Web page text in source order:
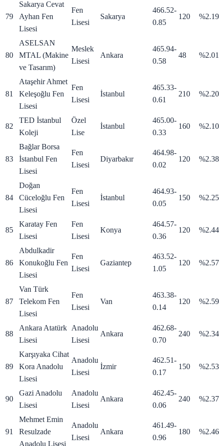
79
Sakarya Cevat
Ayhan Fen
Lisesi
Fen
Lisesi
Sakarya
466.52-
0.85
120 %2.19
80
ASELSAN
MTAL (Makine
ve Tasarım)
Meslek
Lisesi
Ankara
465.94-
0.58
48 %2.01
81
Ataşehir Ahmet
Keleşoğlu Fen
Lisesi
Fen
Lisesi
İstanbul
465.33-
0.61
210 %2.20
82
TED İstanbul
Koleji
Özel
Lise
İstanbul
465.00-
0.33
160 %2.10
83
Bağlar Borsa
İstanbul Fen
Lisesi
Fen
Lisesi
Diyarbakır
464.98-
0.02
120 %2.38
84
Doğan
Cüceloğlu Fen
Lisesi
Fen
Lisesi
İstanbul
464.93-
0.05
150 %2.25
85
Karatay Fen
Lisesi
Fen
Lisesi
Konya
464.57-
0.36
120 %2.44
86
Abdulkadir
Konukoğlu Fen
Lisesi
Fen
Lisesi
Gaziantep
463.52-
1.05
120 %2.57
87
Van Türk
Telekom Fen
Lisesi
Fen
Lisesi
Van
463.38-
0.14
120 %2.59
88
Ankara Atatürk
Lisesi
Anadolu
Lisesi
Ankara
462.68-
0.70
240 %2.34
89
Karşıyaka Cihat
Kora Anadolu
Lisesi
Anadolu
Lisesi
İzmir
462.51-
0.17
150 %2.53
90
Gazi Anadolu
Lisesi
Anadolu
Lisesi
Ankara
462.45-
0.06
240 %2.37
91
Mehmet Emin
Resulzade
Anadolu Lisesi
Anadolu
Lisesi
Ankara
461.49-
0.96
180 %2.46